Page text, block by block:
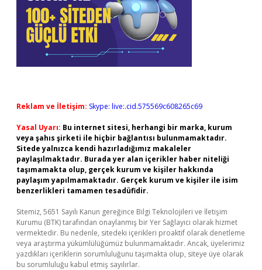
Reklam ve İletişim: Skype: live:.cid.575569c608265c69
Yasal Uyarı: Bu internet sitesi, herhangi bir marka, kurum
veya şahıs şirketi ile hiçbir bağlantısı bulunmamaktadır.
Sitede yalnızca kendi hazırladığımız makaleler
paylaşılmaktadır. Burada yer alan içerikler haber niteliği
taşımamakta olup, gerçek kurum ve kişiler hakkında
paylaşım yapılmamaktadır. Gerçek kurum ve kişiler ile isim
benzerlikleri tamamen tesadüfidir.
Sitemiz, 5651 Sayılı Kanun gereğince Bilgi Teknolojileri ve İletişim
Kurumu (BTK) tarafından onaylanmış bir Yer Sağlayıcı olarak hizmet
vermektedir. Bu nedenle, sitedeki içerikleri proaktif olarak denetleme
veya araştırma yükümlülüğümüz bulunmamaktadır. Ancak, üyelerimiz
yazdıkları içeriklerin sorumluluğunu taşımakta olup, siteye üye olarak
bu sorumluluğu kabul etmiş sayılırlar.